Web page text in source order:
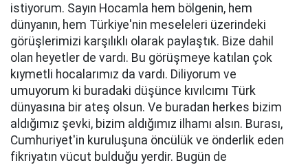
istiyorum. Sayın Hocamla hem bölgenin, hem
dünyanın, hem Türkiye'nin meseleleri üzerindeki
görüşlerimizi karşılıklı olarak paylaştık. Bize dahil
olan heyetler de vardı. Bu görüşmeye katılan çok
kıymetli hocalarımız da vardı. Diliyorum ve
umuyorum ki buradaki düşünce kıvılcımı Türk
dünyasına bir ateş olsun. Ve buradan herkes bizim
aldığımız şevki, bizim aldığımız ilhamı alsın. Burası,
Cumhuriyet'in kuruluşuna öncülük ve önderlik eden
fikriyatın vücut bulduğu yerdir. Bugün de